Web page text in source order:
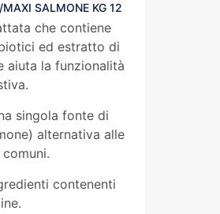
SALMONE KG 12
che contiene
ed estratto di
aiuta la funzionalità
singola fonte di
alternativa alle
contenenti